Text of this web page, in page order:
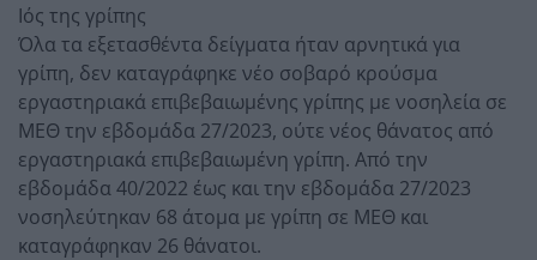
Ιός της γρίπης
Όλα τα εξετασθέντα δείγματα ήταν αρνητικά για
γρίπη, δεν καταγράφηκε νέο σοβαρό κρούσμα
εργαστηριακά επιβεβαιωμένης γρίπης με νοσηλεία σε
ΜΕΘ την εβδομάδα 27/2023, ούτε νέος θάνατος από
εργαστηριακά επιβεβαιωμένη γρίπη. Από την
εβδομάδα 40/2022 έως και την εβδομάδα 27/2023
νοσηλεύτηκαν 68 άτομα με γρίπη σε ΜΕΘ και
καταγράφηκαν 26 θάνατοι.